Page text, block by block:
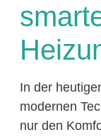
In der
modernen
nur den